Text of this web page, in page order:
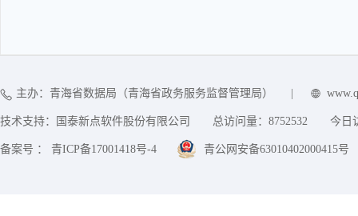
主办：青海省数据局（青海省政务服务监督管理局）
技术支持：国泰新点软件股份有限公司 总访问量： 8752532 今日
备案号 ： 青ICP备17001418号-4 青公网安备63010402000415号